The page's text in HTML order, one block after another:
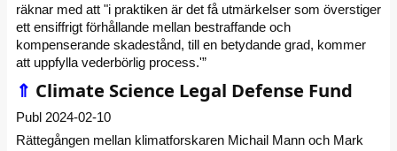
räknar med att "i praktiken är det få utmärkelser som överstiger
ett ensiffrigt förhållande mellan bestraffande och
kompenserande skadestånd, till en betydande grad, kommer
att uppfylla vederbörlig process.'”
⇑ Climate Science Legal Defense Fund
Publ 2024-02-10
Rättegången mellan klimatforskaren Michail Mann och Mark